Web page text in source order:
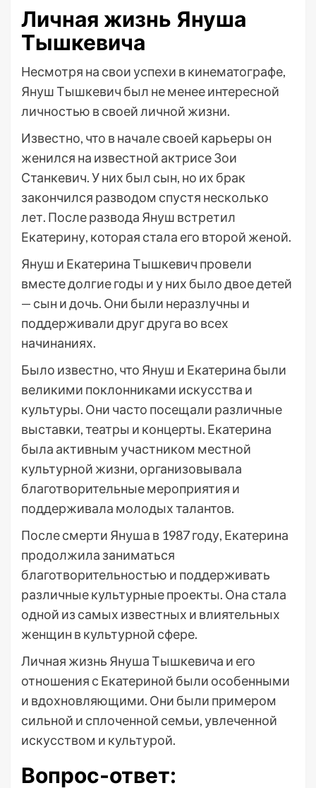
Личная жизнь Януша
Тышкевича
Несмотря на свои успехи в кинематографе,
Януш Тышкевич был не менее интересной
личностью в своей личной жизни.
Известно, что в начале своей карьеры он
женился на известной актрисе Зои
Станкевич. У них был сын, но их брак
закончился разводом спустя несколько
лет. После развода Януш встретил
Екатерину, которая стала его второй женой.
Януш и Екатерина Тышкевич провели
вместе долгие годы и у них было двое детей
— сын и дочь. Они были неразлучны и
поддерживали друг друга во всех
начинаниях.
Было известно, что Януш и Екатерина были
великими поклонниками искусства и
культуры. Они часто посещали различные
выставки, театры и концерты. Екатерина
была активным участником местной
культурной жизни, организовывала
благотворительные мероприятия и
поддерживала молодых талантов.
После смерти Януша в 1987 году, Екатерина
продолжила заниматься
благотворительностью и поддерживать
различные культурные проекты. Она стала
одной из самых известных и влиятельных
женщин в культурной сфере.
Личная жизнь Януша Тышкевича и его
отношения с Екатериной были особенными
и вдохновляющими. Они были примером
сильной и сплоченной семьи, увлеченной
искусством и культурой.
Вопрос-ответ: